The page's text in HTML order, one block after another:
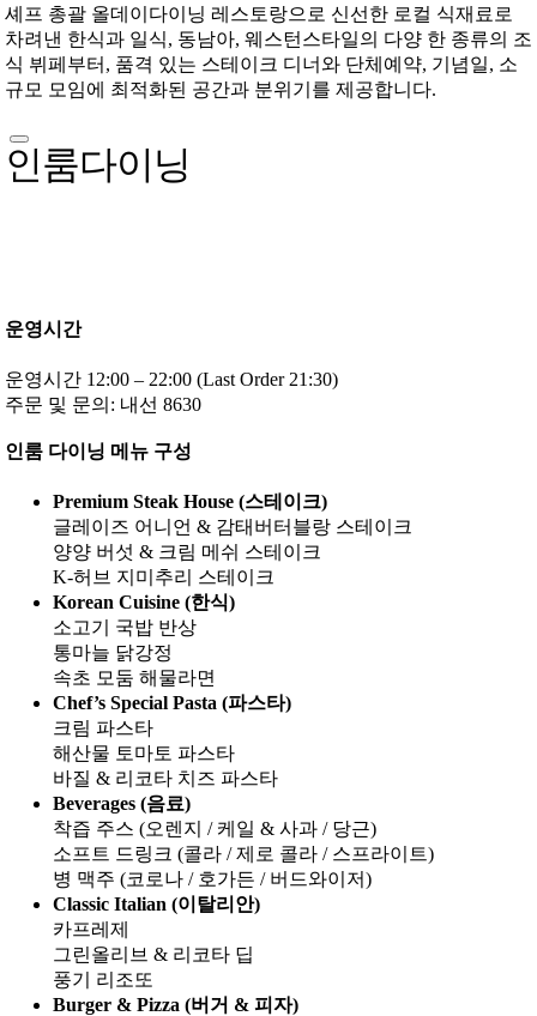
셰프 총괄 올데이다이닝 레스토랑으로 신선한 로컬 식재료로
차려낸 한식과 일식, 동남아, 웨스턴스타일의 다양 한 종류의 조
식 뷔페부터, 품격 있는 스테이크 디너와 단체예약, 기념일, 소
규모 모임에 최적화된 공간과 분위기를 제공합니다.
인룸다이닝
운영시간
운영시간 12:00 – 22:00 (Last Order 21:30)
주문 및 문의: 내선 8630
인룸 다이닝 메뉴 구성
Premium Steak House (스테이크)
글레이즈 어니언 & 감태버터블랑 스테이크
양양 버섯 & 크림 메쉬 스테이크
K-허브 지미추리 스테이크
Korean Cuisine (한식)
소고기 국밥 반상
통마늘 닭강정
속초 모둠 해물라면
Chef’s Special Pasta (파스타)
크림 파스타
해산물 토마토 파스타
바질 & 리코타 치즈 파스타
Beverages (음료)
착즙 주스 (오렌지 / 케일 & 사과 / 당근)
소프트 드링크 (콜라 / 제로 콜라 / 스프라이트)
병 맥주 (코로나 / 호가든 / 버드와이저)
Classic Italian (이탈리안)
카프레제
그린올리브 & 리코타 딥
풍기 리조또
Burger & Pizza (버거 & 피자)